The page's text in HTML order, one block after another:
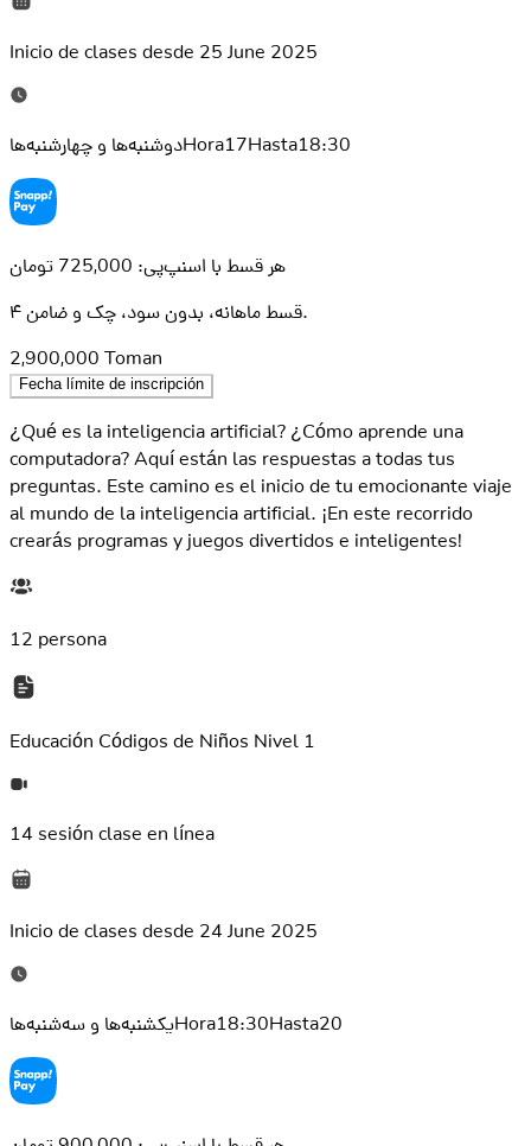
Inicio de clases desde 25 June 2025
دوشنبه‌ها و چهارشنبه‌هاHora17Hasta18:30
هر قسط با اسنپ‌پی: 725,000 تومان
2,900,000 Toman
Fecha límite de inscripción
¿Qué es la inteligencia artificial? ¿Cómo aprende una
computadora? Aquí están las respuestas a todas tus
preguntas. Este camino es el inicio de tu emocionante viaje
al mundo de la inteligencia artificial. ¡En este recorrido
crearás programas y juegos divertidos e inteligentes!
12 persona
Educación Códigos de Niños Nivel 1
14 sesión clase en línea
Inicio de clases desde 24 June 2025
یکشنبه‌ها و سه‌شنبه‌هاHora18:30Hasta20
هر قسط با اسنپ‌پی: 900,000 تومان